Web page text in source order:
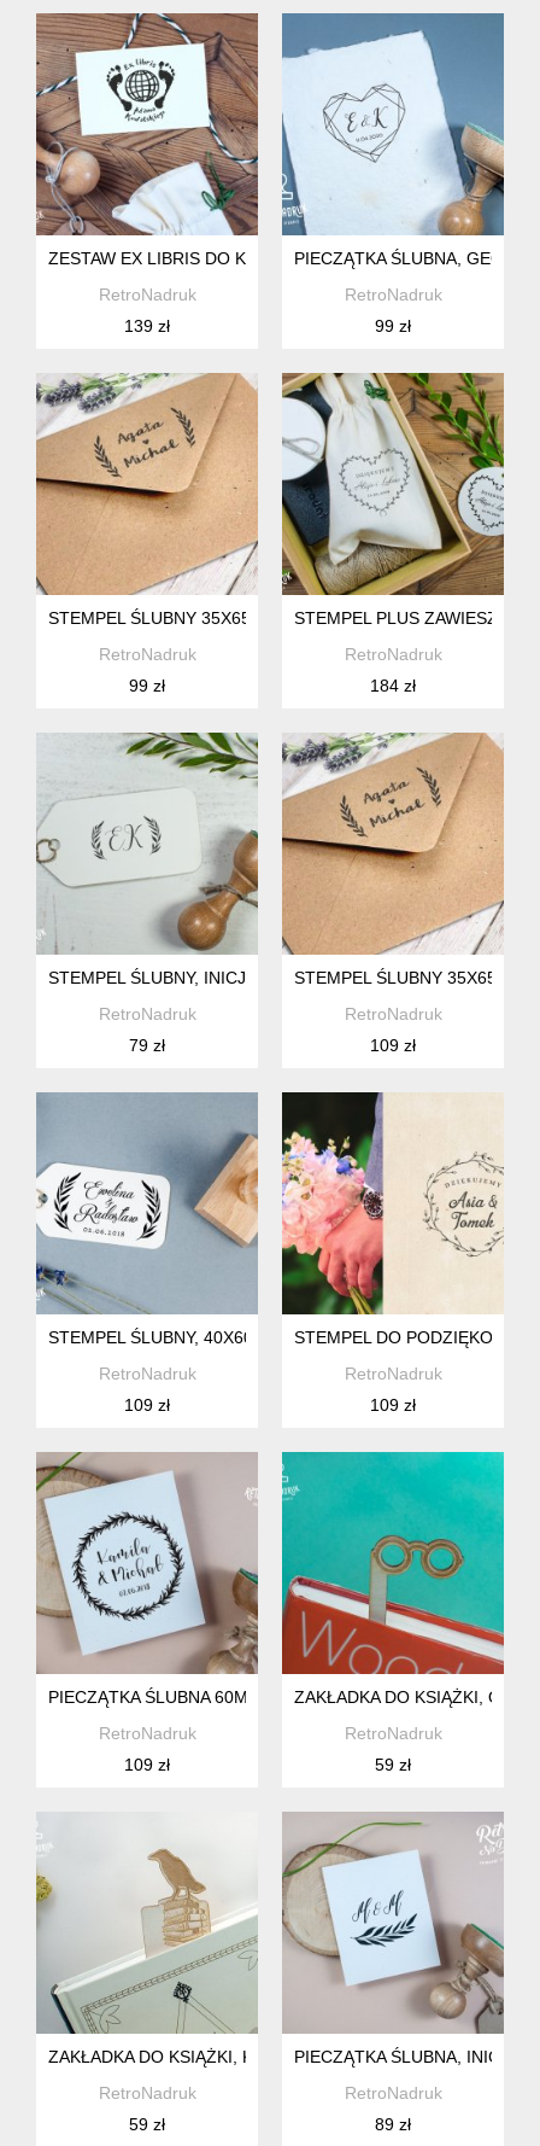
ZESTAW EX LIBRIS DO KSIĄŻEK, GLOBUS
RetroNadruk
139 zł
PIECZĄTKA ŚLUBNA,
RetroNadruk
99 zł
STEMPEL ŚLUBNY 35X65MM PERSONALIZOWANY
RetroNadruk
99 zł
STEMPEL PLUS ZAWIESZKI
RetroNadruk
184 zł
STEMPEL ŚLUBNY, INICJAŁY PARY MŁODEJ
RetroNadruk
79 zł
STEMPEL ŚLUBNY 35X65MM
RetroNadruk
109 zł
STEMPEL ŚLUBNY, 40X60MM SPERSONALIZOWANY
RetroNadruk
109 zł
STEMPEL DO PODZIĘKOWAŃ
RetroNadruk
109 zł
PIECZĄTKA ŚLUBNA 60MM, WIANEK Z ESTRAGONU
RetroNadruk
109 zł
ZAKŁADKA DO KSIĄŻKI,
RetroNadruk
59 zł
ZAKŁADKA DO KSIĄŻKI, KRUK
RetroNadruk
59 zł
PIECZĄTKA ŚLUBNA,
RetroNadruk
89 zł